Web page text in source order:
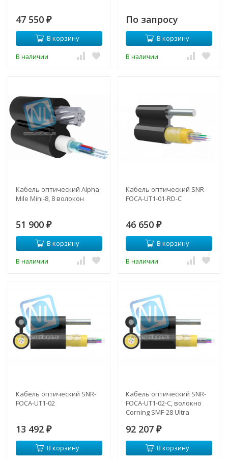
47 550 ₽
В корзину
В наличии
По запросу
В корзину
В наличии
Кабель оптический Alpha
Mile Mini-8, 8 волокон
51 900 ₽
В корзину
В наличии
Кабель оптический SNR-
FOCA-UT1-01-RD-C
46 650 ₽
В корзину
В наличии
Кабель оптический SNR-
FOCA-UT1-02
13 492 ₽
В корзину
Кабель оптический SNR-
FOCA-UT1-02-C, волокно
Corning SMF-28 Ultra
92 207 ₽
В корзину